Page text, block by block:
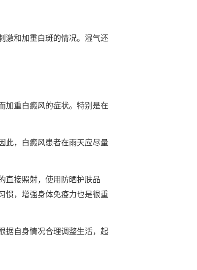
和加重白斑的情况。湿气还
重白癜风的症状。特别是在
，白癜风患者在雨天应尽量
接照射，使用防晒护肤品
惯，增强身体免疫力也是很重
自身情况合理调整生活，起